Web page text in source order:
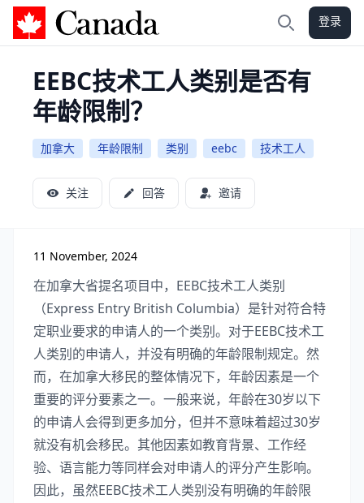
加拿大攻略 登录
EEBC技术工人类别是否有
年龄限制？
加拿大 年龄限制 类别 eebc 技术工人
关注 回答 邀请
11 November, 2024
在加拿大省提名项目中，EEBC技术工人类别
（Express Entry British Columbia）是针对符合特
定职业要求的申请人的一个类别。对于EEBC技术工
人类别的申请人，并没有明确的年龄限制规定。然
而，在加拿大移民的整体情况下，年龄因素是一个
重要的评分要素之一。一般来说，年龄在30岁以下
的申请人会得到更多加分，但并不意味着超过30岁
就没有机会移民。其他因素如教育背景、工作经
验、语言能力等同样会对申请人的评分产生影响。
因此，虽然EEBC技术工人类别没有明确的年龄限